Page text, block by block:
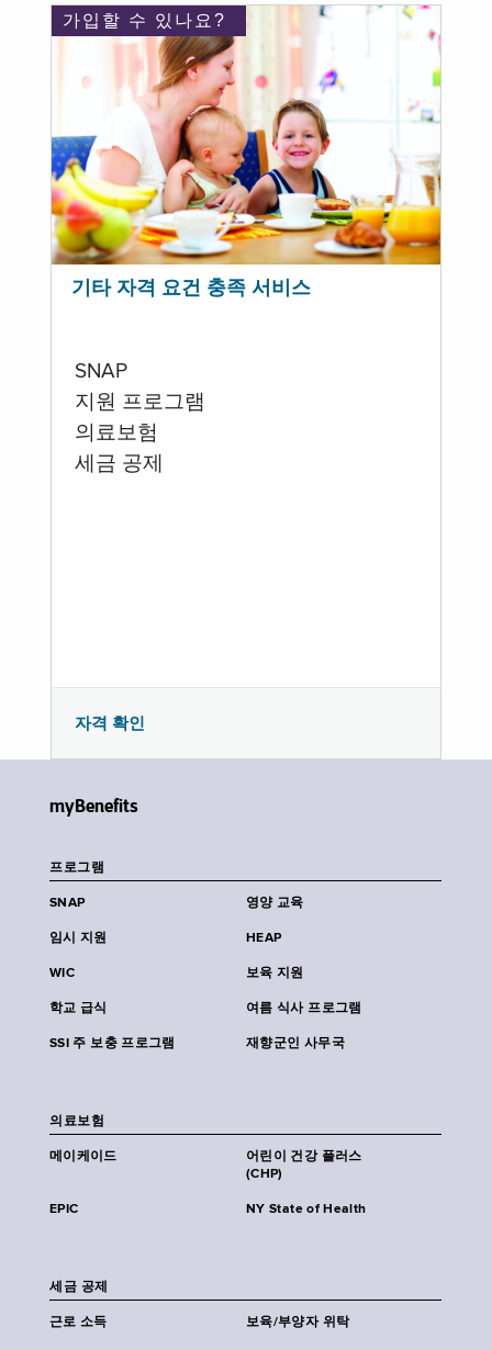
가입할 수 있나요?
기타 자격 요건 충족 서비스
SNAP
지원 프로그램
의료보험
세금 공제
자격 확인
myBenefits
프로그램
SNAP 영양 교육
임시 지원 HEAP
WIC 보육 지원
학교 급식 여름 식사 프로그램
SSI 주 보충 프로그램 재향군인 사무국
의료보험
메이케이드
어린이 건강 플러스
(CHP)
EPIC NY State of Health
세금 공제
근로 소득 보육/부양자 위탁